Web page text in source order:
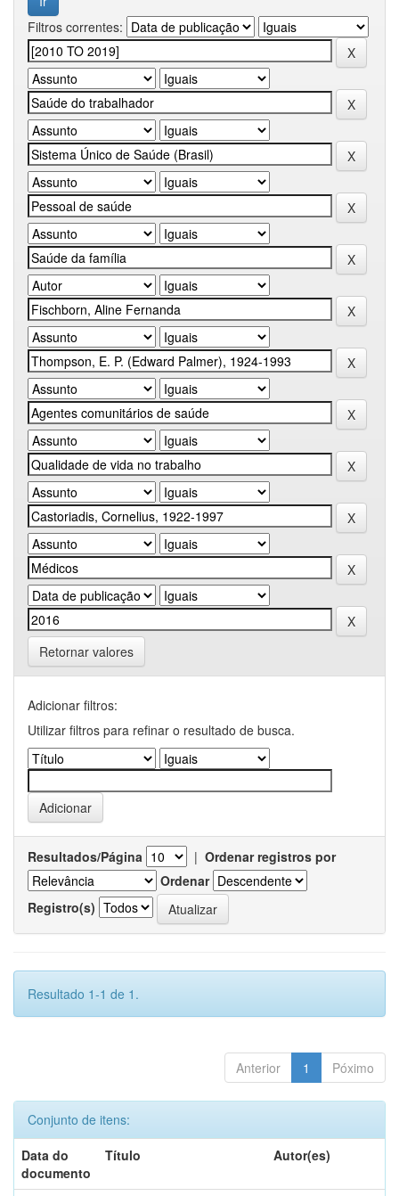
Filtros correntes:
Retornar valores
Adicionar filtros:
Utilizar filtros para refinar o resultado de busca.
Resultados/Página | Ordenar registros por
Ordenar
Registro(s)
Resultado 1-1 de 1.
Anterior 1 Póximo
Conjunto de itens:
Data do
documento
Título Autor(es)